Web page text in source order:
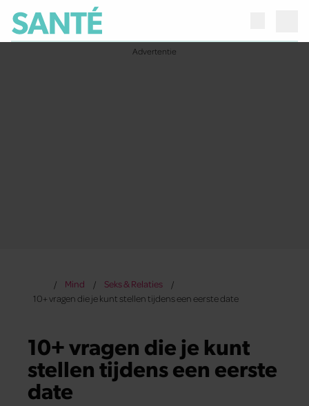
Mind
Seks & Relaties
10+ vragen die je kunt stellen tijdens een eerste date
10+ vragen die je kunt
stellen tijdens een eerste
date